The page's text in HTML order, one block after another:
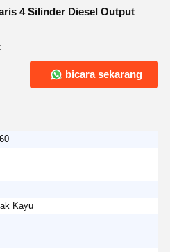
4 Silinder Diesel Output
bicara sekarang
Kayu